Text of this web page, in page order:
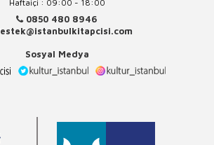
Haftaiçi : 09:00 - 18:00
0850 480 8946
Sosyal Medya